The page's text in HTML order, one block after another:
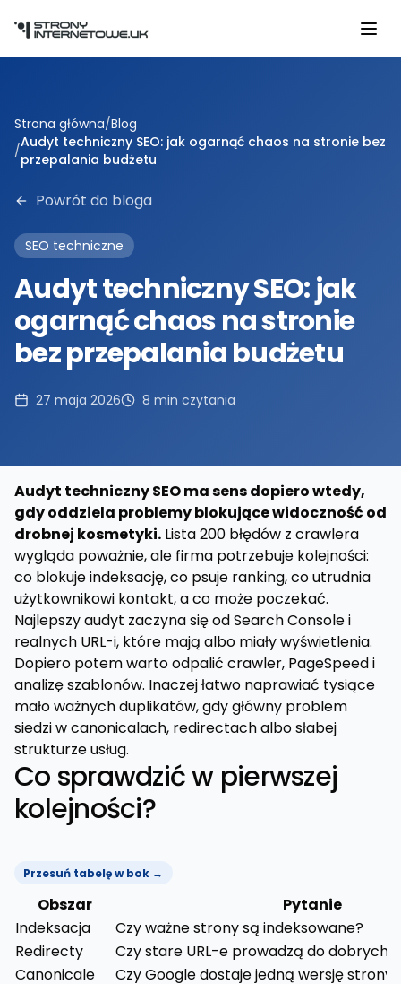
Strona główna/Blog
/Audyt techniczny SEO: jak ogarnąć chaos na stronie bez
przepalania budżetu
Powrót do bloga
SEO techniczne
Audyt techniczny SEO: jak
ogarnąć chaos na stronie
bez przepalania budżetu
27 maja 2026 8 min czytania
Audyt techniczny SEO ma sens dopiero wtedy,
gdy oddziela problemy blokujące widoczność od
drobnej kosmetyki. Lista 200 błędów z crawlera
wygląda poważnie, ale firma potrzebuje kolejności:
co blokuje indeksację, co psuje ranking, co utrudnia
użytkownikowi kontakt, a co może poczekać.
Najlepszy audyt zaczyna się od Search Console i
realnych URL-i, które mają albo miały wyświetlenia.
Dopiero potem warto odpalić crawler, PageSpeed i
analizę szablonów. Inaczej łatwo naprawiać tysiące
mało ważnych duplikatów, gdy główny problem
siedzi w canonicalach, redirectach albo słabej
strukturze usług.
Co sprawdzić w pierwszej
kolejności?
Przesuń tabelę w bok →
Obszar
Pytanie
Indeksacja
Czy ważne strony są indeksowane?
Redirecty
Czy stare URL-e prowadzą do dobrych
Canonicale
Czy Google dostaje jedną wersję strony?